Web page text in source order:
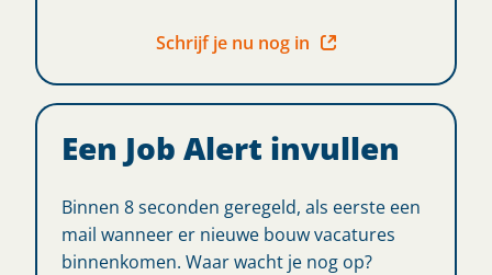
Schrijf je nu nog in
Een Job Alert invullen
Binnen 8 seconden geregeld, als eerste een
mail wanneer er nieuwe bouw vacatures
binnenkomen. Waar wacht je nog op?